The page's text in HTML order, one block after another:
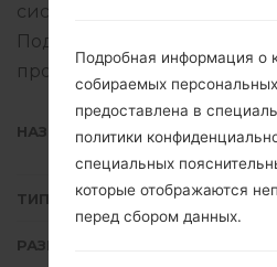
системы данной
Подробная инструкция,
прошивку на устройства
НАЗВАНИЕ ФАЙЛА
SM-
ТИП ПРОШИВКИ
РАЗМЕР ФАЙЛА
Подробная информация о
собираемых
предоставлена в
политики
специальных
которые отображаются
перед сбором данных.